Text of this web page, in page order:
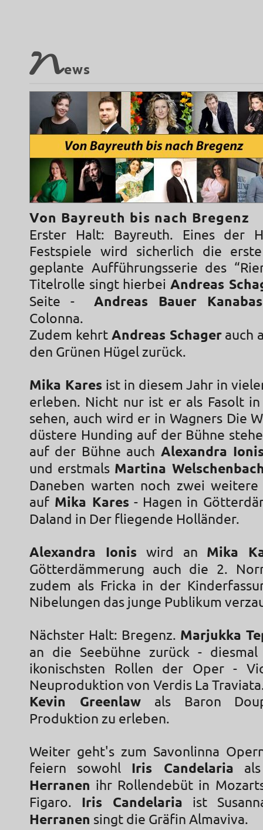
News
Von Bayreuth bis nach Bregenz
Erster Halt: Bayreuth. Eines der
Festspiele wird sicherlich die
geplante Aufführungsserie des
Titelrolle singt hierbei Andreas
Seite -Andreas Bauer Kanabas
Colonna.
Zudem kehrt Andreas Schagerauch
den Grünen Hügel zurück.
Mika Karesist in diesem Jahr in
erleben. Nicht nur ist er als Fasolt
sehen, auch wird er in Wagners Die
düstere Hunding auf der Bühne
auf der Bühne auch Alexandra
und erstmals Martina
Daneben warten noch zwei
auf Mika Kares- Hagen in
Daland in Der fliegende Holländer.
Alexandra Ioniswird an Mika
Götterdämmerung auch die 2.
zudem als Fricka in der
Nibelungen das junge Publikum
Nächster Halt: Bregenz. Marjukka
an die Seebühne zurück -
ikonischsten Rollen der Oper -
Neuproduktion von Verdis La
Kevin Greenlawals Baron
Produktion zu erleben.
Weiter geht's zum Savonlinna
feiern sowohl Iris Candelaria
Herranen ihr Rollendebüt in
Figaro. Iris Candelaria ist
Herranen singt die Gräfin Almaviva.